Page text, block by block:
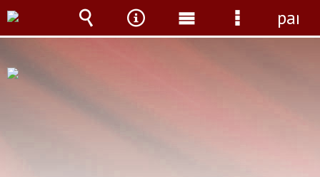
Wyszukiwarka
Narzędzia
Menu
główne
Menu
panel